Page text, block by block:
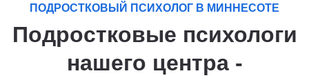
ПОДРОСТКОВЫЙ ПСИХОЛОГ В МИННЕСОТЕ
Подростковые психологи
нашего центра -